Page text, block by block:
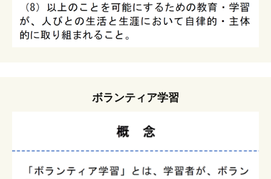
ボランティア学習